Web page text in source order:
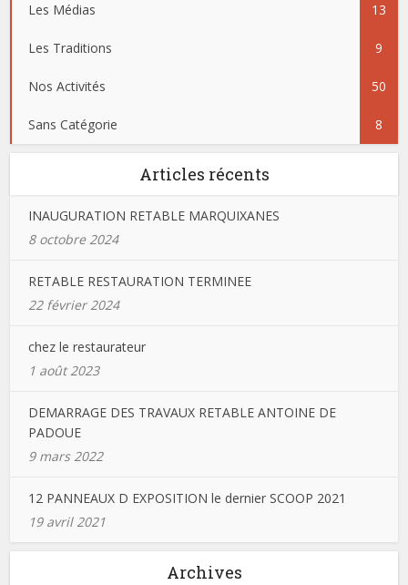
Les Médias 13
Les Traditions 9
Nos Activités 50
Sans Catégorie 8
Articles récents
INAUGURATION RETABLE MARQUIXANES
8 octobre 2024
RETABLE RESTAURATION TERMINEE
22 février 2024
chez le restaurateur
1 août 2023
DEMARRAGE DES TRAVAUX RETABLE ANTOINE DE
PADOUE
9 mars 2022
12 PANNEAUX D EXPOSITION le dernier SCOOP 2021
19 avril 2021
Archives